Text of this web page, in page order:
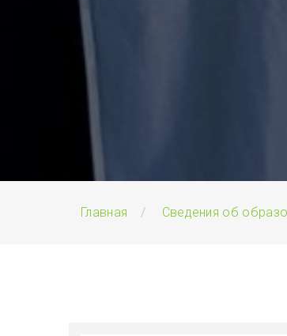
Главная Сведения об